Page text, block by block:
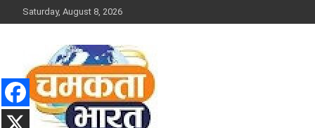
to
Saturday, August 8, 2026